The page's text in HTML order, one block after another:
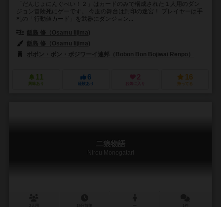
「だんじょにんぐべい！２」はカードのみで構成された１人用のダン
ジョン冒険死にゲーです。 今度の舞台は封印の迷宮！ プレイヤーは手
札の「行動値カード」を武器にダンジョン...
飯島 修（Osamu Iijima)
飯島 修（Osamu Iijima)
ボボン・ボン・ボジワーイ連邦（Bobon Bon Bojiwai Renpo）
11
興味あり
6
経験あり
2
お気に入り
16
持ってる
二狼物語
Nirou Monogatari